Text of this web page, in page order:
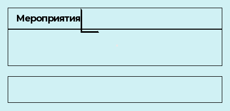
Мероприятия